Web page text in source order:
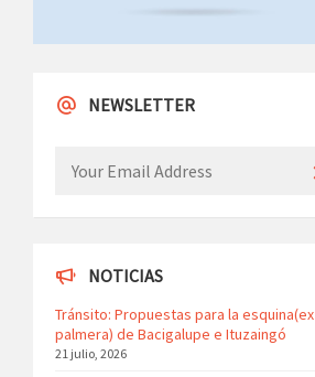
NEWSLETTER
NOTICIAS
Tránsito: Propuestas para la esquina(ex
palmera) de Bacigalupe e Ituzaingó
21 julio, 2026